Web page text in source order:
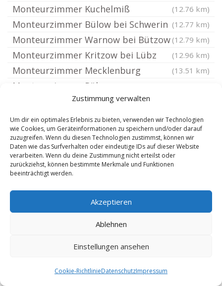
Zustimmung verwalten
Um dir ein optimales Erlebnis zu bieten, verwenden wir Technologien
wie Cookies, um Geräteinformationen zu speichern und/oder darauf
zuzugreifen. Wenn du diesen Technologien zustimmst, können wir
Daten wie das Surfverhalten oder eindeutige IDs auf dieser Website
verarbeiten. Wenn du deine Zustimmung nicht erteilst oder
zurückziehst, können bestimmte Merkmale und Funktionen
beeinträchtigt werden.
Akzeptieren
Ablehnen
Einstellungen ansehen
Cookie-RichtlinieDatenschutzImpressum
Monteurzimmer Kuchelmiß (12.76 km)
Monteurzimmer Bülow bei Schwerin (12.77 km)
Monteurzimmer Warnow bei Bützow (12.79 km)
Monteurzimmer Kritzow bei Lübz (12.96 km)
Monteurzimmer Mecklenburg (13.51 km)
Monteurzimmer Rühn
Monteurzimmer Rom bei Parchim
Monteurzimmer Zepelin (13.84 km)
Monteurzimmer Gischow (13.97 km)
Monteurzimmer Friedrichsruhe bei Parchim
(14.11 km)
Monteurzimmer Weitendorf bei
Sternberg
Monteurzimmer Lüssow bei Güstrow(14.23 km)
Monteurzimmer Wessin
Monteurzimmer Alt Schwerin
Monteurzimmer Groß Schwiesow
Monteurzimmer Hohen Wangelin